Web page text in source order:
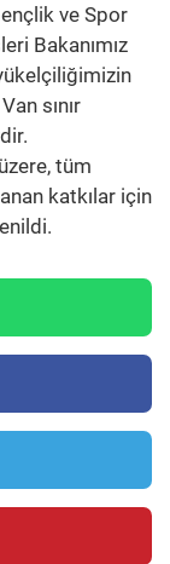
ve Spor
Bakanımız
sınır
tüm
katkılar için